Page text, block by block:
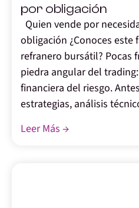
por obligación
Quien vende por
obligación ¿Conoces este
refranero bursátil? Pocas
piedra angular del
financiera del riesgo.
estrategias, análisis
Leer Más →